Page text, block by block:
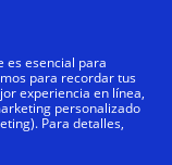
es esencial para
para recordar tus
experiencia en línea,
personalizado
Para detalles,